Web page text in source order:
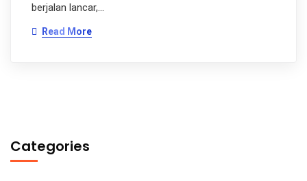
berjalan lancar,…
Read More
Categories